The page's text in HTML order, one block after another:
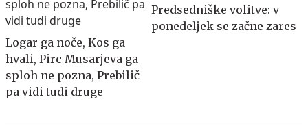
Logar ga noče, Kos ga
hvali, Pirc Musarjeva ga
sploh ne pozna, Prebilič
pa vidi tudi druge
Predsedniške volitve: v
ponedeljek se začne zares